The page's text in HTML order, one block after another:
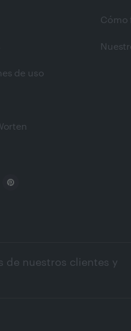
de uso
Cómo
de nuestros clientes y